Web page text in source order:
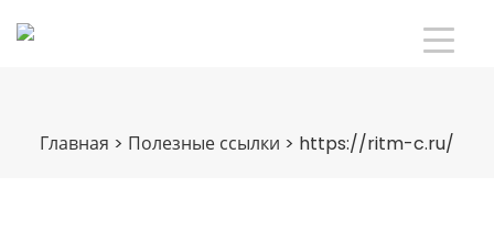
Главная > Полезные ссылки > https://ritm-c.ru/